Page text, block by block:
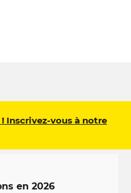
Inscrivez-vous à notre
en 2026